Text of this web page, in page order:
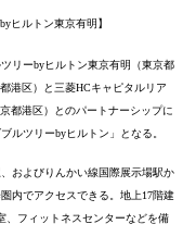
リーbyヒルトン東京有明（東京都
港区）と三菱HCキャピタルリア
都港区）とのパートナーシップに
ルツリーbyヒルトン」となる。
およびりんかい線国際展示場駅か
内でアクセスできる。地上17階建
、フィットネスセンターなどを備